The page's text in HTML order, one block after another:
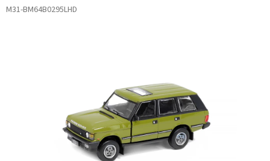
M31-BM64B0295LHD